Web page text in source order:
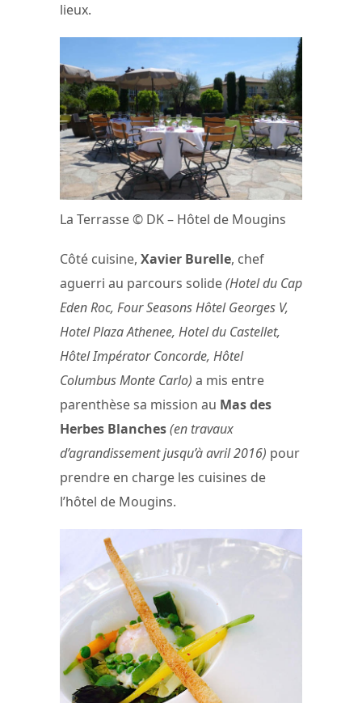
lieux.
La Terrasse © DK – Hôtel de Mougins
Côté cuisine, Xavier Burelle, chef
aguerri au parcours solide(Hotel du Cap
Eden Roc, Four Seasons Hôtel Georges V,
Hotel Plaza Athenee, Hotel du Castellet,
Hôtel Impérator Concorde, Hôtel
Columbus Monte Carlo) a mis entre
parenthèse sa mission au Mas des
Herbes Blanches(en travaux
d’agrandissement jusqu’à avril 2016) pour
prendre en charge les cuisines de
l’hôtel de Mougins.